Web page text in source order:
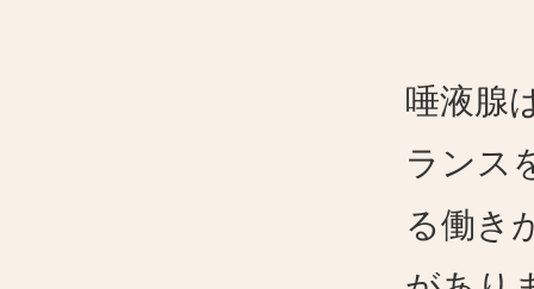
唾液腺
ランス
る働き